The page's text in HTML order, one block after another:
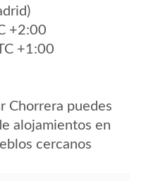
+2:00
+1:00
Chorrera puedes
alojamientos en
cercanos